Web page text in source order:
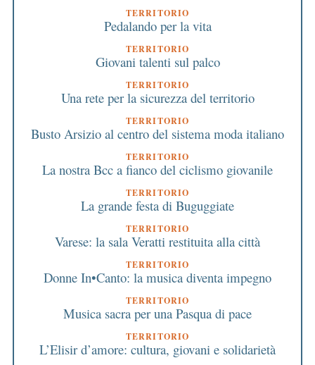
TERRITORIO
Pedalando per la vita
TERRITORIO
Giovani talenti sul palco
TERRITORIO
Una rete per la sicurezza del territorio
TERRITORIO
Busto Arsizio al centro del sistema moda italiano
TERRITORIO
La nostra Bcc a fianco del ciclismo giovanile
TERRITORIO
La grande festa di Buguggiate
TERRITORIO
Varese: la sala Veratti restituita alla città
TERRITORIO
Donne In•Canto: la musica diventa impegno
TERRITORIO
Musica sacra per una Pasqua di pace
TERRITORIO
L’Elisir d’amore: cultura, giovani e solidarietà